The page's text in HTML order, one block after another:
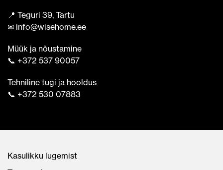
📍 Teguri 39, Tartu
✉ info@wisehome.ee
Müük ja nõustamine
📞 +372 537 90057
Tehniline tugi ja hooldus
📞 +372 530 07883
Kasulikku lugemist